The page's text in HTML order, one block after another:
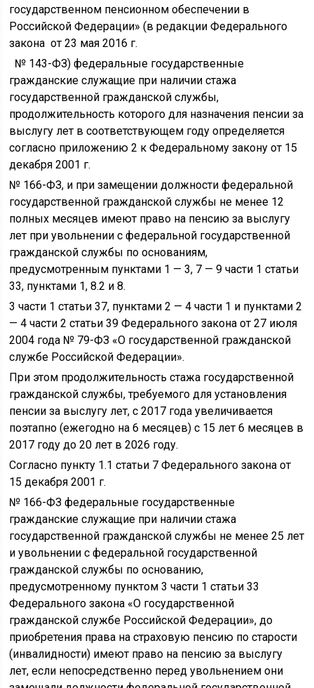
государственном пенсионном обеспечении в
Российской Федерации» (в редакции Федерального
закона от 23 мая 2016 г.
№ 143-ФЗ) федеральные государственные
гражданские служащие при наличии стажа
государственной гражданской службы,
продолжительность которого для назначения пенсии за
выслугу лет в соответствующем году определяется
согласно приложению 2 к Федеральному закону от 15
декабря 2001 г.
№ 166-ФЗ, и при замещении должности федеральной
государственной гражданской службы не менее 12
полных месяцев имеют право на пенсию за выслугу
лет при увольнении с федеральной государственной
гражданской службы по основаниям,
предусмотренным пунктами 1 — 3, 7 — 9 части 1 статьи
33, пунктами 1, 8.2 и 8.
3 части 1 статьи 37, пунктами 2 — 4 части 1 и пунктами 2
— 4 части 2 статьи 39 Федерального закона от 27 июля
2004 года № 79-ФЗ «О государственной гражданской
службе Российской Федерации».
При этом продолжительность стажа государственной
гражданской службы, требуемого для установления
пенсии за выслугу лет, с 2017 года увеличивается
поэтапно (ежегодно на 6 месяцев) с 15 лет 6 месяцев в
2017 году до 20 лет в 2026 году.
Согласно пункту 1.1 статьи 7 Федерального закона от
15 декабря 2001 г.
№ 166-ФЗ федеральные государственные
гражданские служащие при наличии стажа
государственной гражданской службы не менее 25 лет
и увольнении с федеральной государственной
гражданской службы по основанию,
предусмотренному пунктом 3 части 1 статьи 33
Федерального закона «О государственной
гражданской службе Российской Федерации», до
приобретения права на страховую пенсию по старости
(инвалидности) имеют право на пенсию за выслугу
лет, если непосредственно перед увольнением они